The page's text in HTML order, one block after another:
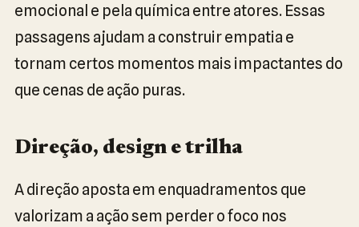
emocional e pela química entre atores. Essas
passagens ajudam a construir empatia e
tornam certos momentos mais impactantes do
que cenas de ação puras.
Direção, design e trilha
A direção aposta em enquadramentos que
valorizam a ação sem perder o foco nos